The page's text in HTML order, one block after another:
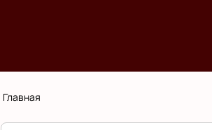
Строка
Главная